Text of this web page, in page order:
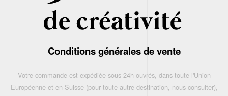
Conditions générales de vente
Votre commande est expédiée sous 24h ouvrés, dans toute l'Union
Européenne et en Suisse (pour toute autre destination, nous consulter),